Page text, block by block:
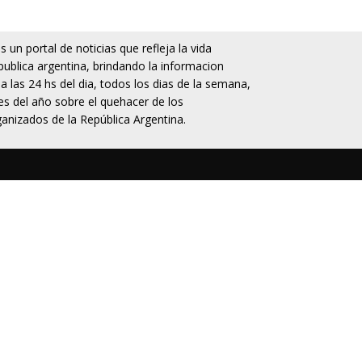
un portal de noticias que refleja la vida
argentina, brindando la informacion
las 24 hs del dia, todos los dias de la semana,
del año sobre el quehacer de los
de la República Argentina.